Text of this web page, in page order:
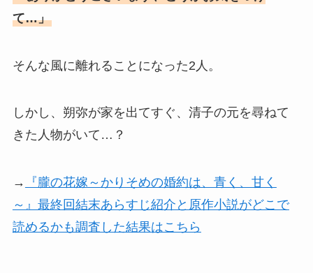
て…」
そんな風に離れることになった2人。
しかし、朔弥が家を出てすぐ、清子の元を尋ねて
きた人物がいて…？
→
『朧の花嫁～かりそめの婚約は、青く、甘く
～』最終回結末あらすじ紹介と原作小説がどこで
読めるかも調査した結果はこちら